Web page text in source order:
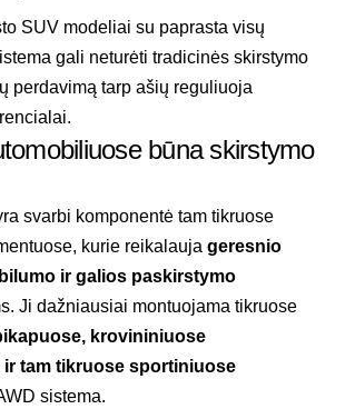
SUV modeliai su paprasta visų
gali neturėti tradicinės skirstymo
perdavimą tarp ašių reguliuoja
būna skirstymo
svarbi komponentė tam tikruose
kurie reikalauja geresnio
ir galios paskirstymo
Ji dažniausiai montuojama tikruose
krovininiuose
tam tikruose sportiniuose
sistema.